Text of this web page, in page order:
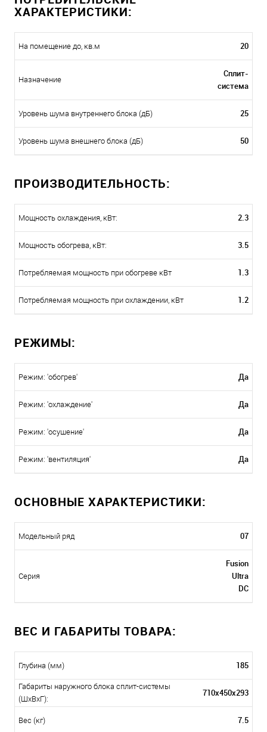
ХАРАКТЕРИСТИКИ:
На помещение до, кв.м 20
Назначение
Сплит-
система
Уровень шума внутреннего блока (дБ) 25
Уровень шума внешнего блока (дБ) 50
ПРОИЗВОДИТЕЛЬНОСТЬ:
Мощность охлаждения, кВт: 2.3
Мощность обогрева, кВт: 3.5
Потребляемая мощность при обогреве кВт 1.3
Потребляемая мощность при охлаждении, кВт 1.2
РЕЖИМЫ:
Режим: 'обогрев' Да
Режим: 'охлаждение' Да
Режим: 'осушение' Да
Режим: 'вентиляция' Да
ОСНОВНЫЕ ХАРАКТЕРИСТИКИ:
Модельный ряд 07
Серия
Fusion
Ultra
DC
ВЕС И ГАБАРИТЫ ТОВАРА:
Глубина (мм) 185
Габариты наружного блока сплит-системы
(ШxВxГ):
710x450x293
Вес (кг) 7.5